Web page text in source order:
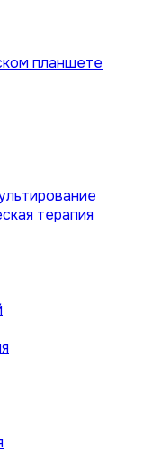
планшете
терапия